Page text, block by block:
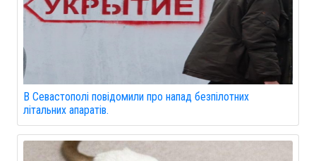
В Севастополі повідомили про напад безпілотних
літальних апаратів.